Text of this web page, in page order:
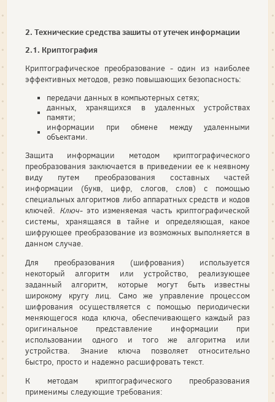
2. Технические средства зашиты от утечек информации
2.1. Криптография
Криптографическое преобразование - один из наиболее
эффективных методов, резко повышающих безопасность:
передачи данных в компьютерных сетях;
данных, хранящихся в удаленных устройствах
памяти;
информации при обмене между удаленными
объектами.
Защита информации методом криптографического
преобразования заключается в приведении ее к неявному
виду путем преобразования составных частей
информации (букв, цифр, слогов, слов) с помощью
специальных алгоритмов либо аппаратных средств и кодов
ключей. Ключ- это изменяемая часть криптографической
системы, хранящаяся в тайне и определяющая, какое
шифрующее преобразование из возможных выполняется в
данном случае.
Для преобразования (шифрования) используется
некоторый алгоритм или устройство, реализующее
заданный алгоритм, которые могут быть известны
широкому кругу лиц. Само же управление процессом
шифрования осуществляется с помощью периодически
меняющегося кода ключа, обеспечивающего каждый раз
оригинальное представление информации при
использовании одного и того же алгоритма или
устройства. Знание ключа позволяет относительно
быстро, просто и надежно расшифровать текст.
К методам криптографического преобразования
применимы следующие требования: